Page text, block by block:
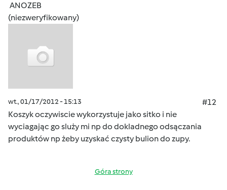
ANOZEB
(niezweryfikowany)
wt., 01/17/2012 - 15:13
#12
Koszyk oczywiscie wykorzystuje jako sitko i nie
wyciagając go sluży mi np do dokladnego odsączania
produktów np żeby uzyskać czysty bulion do zupy.
Góra strony